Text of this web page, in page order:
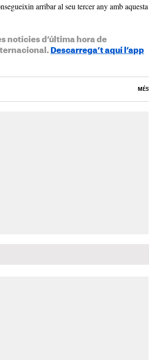
arribar al seu tercer any amb aquesta
notícies d’última hora de
Descarrega’t aquí l’app
MÉS